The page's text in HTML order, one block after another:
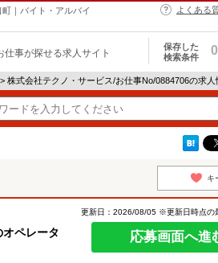
｜バイト・アルバイ
よくある
仕事が探せる求人サイト
保存した
検索条件
0
> 株式会社テクノ・サービス/お仕事No/0884706の求人
キ
ペレータ
更新日：2026/08/05 ※更新日時点の
応募画面へ進